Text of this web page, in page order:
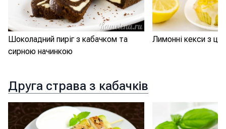
Шоколадний пиріг з кабачком та
сирною начинкою
Лимонні кекси з
Друга страва з кабачків